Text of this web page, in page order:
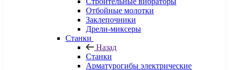
Отбойные молотки
Заклепочники
Дрели-миксеры
Станки
Назад
Станки
Арматурогибы электрические